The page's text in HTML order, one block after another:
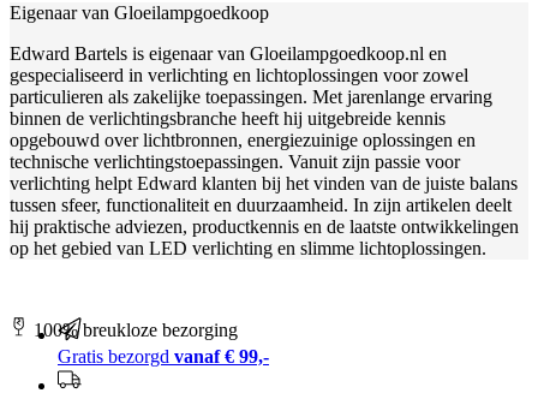
Eigenaar van Gloeilampgoedkoop
Edward Bartels is eigenaar van Gloeilampgoedkoop.nl en
gespecialiseerd in verlichting en lichtoplossingen voor zowel
particulieren als zakelijke toepassingen. Met jarenlange ervaring
binnen de verlichtingsbranche heeft hij uitgebreide kennis
opgebouwd over lichtbronnen, energiezuinige oplossingen en
technische verlichtingstoepassingen. Vanuit zijn passie voor
verlichting helpt Edward klanten bij het vinden van de juiste balans
tussen sfeer, functionaliteit en duurzaamheid. In zijn artikelen deelt
hij praktische adviezen, productkennis en de laatste ontwikkelingen
op het gebied van LED verlichting en slimme lichtoplossingen.
100% breukloze bezorging
Gratis bezorgd vanaf € 99,-